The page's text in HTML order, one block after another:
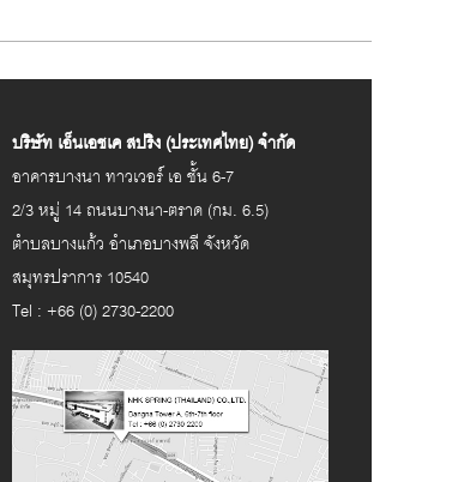
บริษัท เอ็นเอชเค สปริง (ประเทศไทย) จำกัด
อาคารบางนา ทาวเวอร์ เอ ชั้น 6-7
2/3 หมู่ 14 ถนนบางนา-ตราด (กม. 6.5)
ตำบลบางแก้ว อำเภอบางพลี จังหวัด
สมุทรปราการ 10540
Tel : +66 (0) 2730-2200